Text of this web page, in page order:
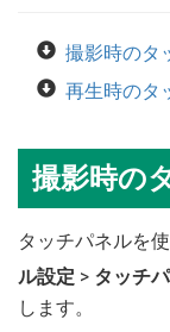
撮影時のタ
再生時のタ
撮影時の
タッチパネルを
ル設定 > タッチ
します。